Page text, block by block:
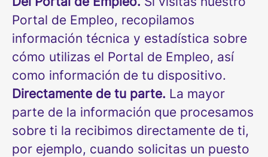
Portal de Empleo, recopilamos
información técnica y estadística sobre
cómo utilizas el Portal de Empleo, así
como información de tu dispositivo.
Directamente de tu parte. La mayor
parte de la información que procesamos
sobre ti la recibimos directamente de ti,
por ejemplo, cuando solicitas un puesto